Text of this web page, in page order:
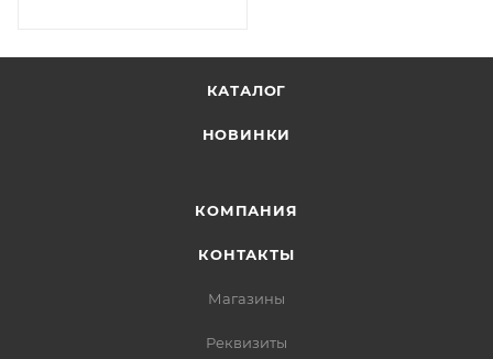
КАТАЛОГ
НОВИНКИ
КОМПАНИЯ
КОНТАКТЫ
Магазины
Реквизиты